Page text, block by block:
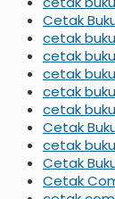
Cetak
cetak
cetak
cetak
cetak
cetak
Cetak
cetak
Cetak
Cetak